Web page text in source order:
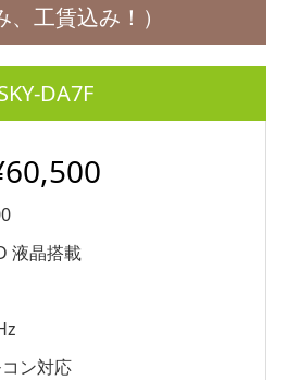
、工賃込み！）
DA7F
液晶搭載
ン対応